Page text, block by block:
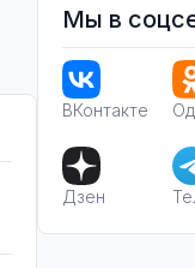
Мы в
ВКонтакте
Дзен